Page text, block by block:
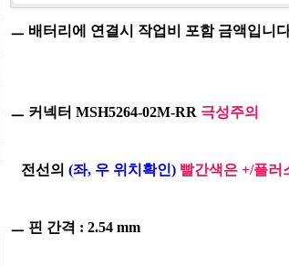
ㅡ 배터리에 연결시 작업비 포함 금액입니
ㅡ 커넥터 MSH5264-02M-RR 극성주의
전선의 (좌, 우 위치확인) 빨간색은 +/플러
ㅡ 핀 간격 : 2.54 mm